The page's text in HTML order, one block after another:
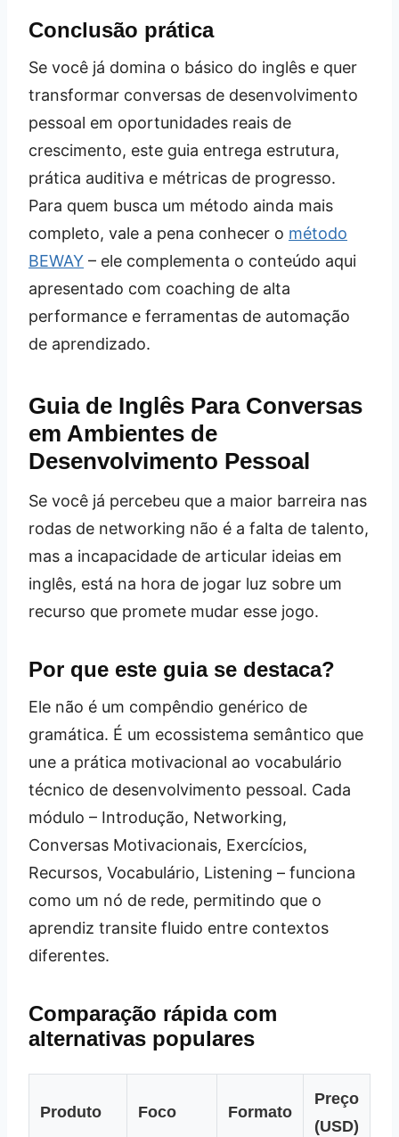
Conclusão prática
Se você já domina o básico do inglês e quer
transformar conversas de desenvolvimento
pessoal em oportunidades reais de
crescimento, este guia entrega estrutura,
prática auditiva e métricas de progresso.
Para quem busca um método ainda mais
completo, vale a pena conhecer o método
BEWAY – ele complementa o conteúdo aqui
apresentado com coaching de alta
performance e ferramentas de automação
de aprendizado.
Guia de Inglês Para Conversas
em Ambientes de
Desenvolvimento Pessoal
Se você já percebeu que a maior barreira nas
rodas de networking não é a falta de talento,
mas a incapacidade de articular ideias em
inglês, está na hora de jogar luz sobre um
recurso que promete mudar esse jogo.
Por que este guia se destaca?
Ele não é um compêndio genérico de
gramática. É um ecossistema semântico que
une a prática motivacional ao vocabulário
técnico de desenvolvimento pessoal. Cada
módulo – Introdução, Networking,
Conversas Motivacionais, Exercícios,
Recursos, Vocabulário, Listening – funciona
como um nó de rede, permitindo que o
aprendiz transite fluido entre contextos
diferentes.
Comparação rápida com
alternativas populares
Produto Foco Formato
Preço
(USD)